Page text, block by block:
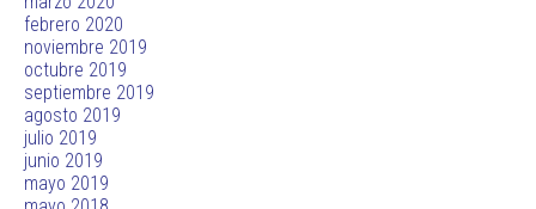
febrero 2020
noviembre 2019
octubre 2019
septiembre 2019
agosto 2019
julio 2019
junio 2019
mayo 2019